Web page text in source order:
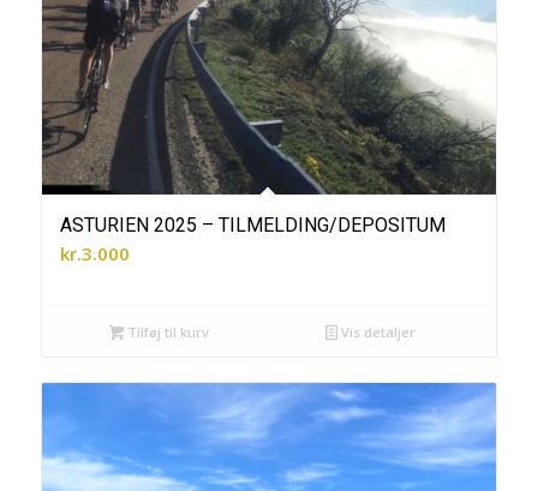
ASTURIEN 2025 – TILMELDING/DEPOSITUM
kr.3.000
Tilføj til kurv Vis detaljer